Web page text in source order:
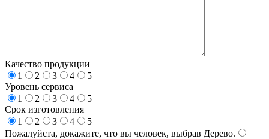
Качество продукции
1
2 3 4
5
Уровень сервиса
1
2 3 4
5
Срок изготовления
1
2 3 4
5
Пожалуйста, докажите, что вы человек, выбрав Дерево.